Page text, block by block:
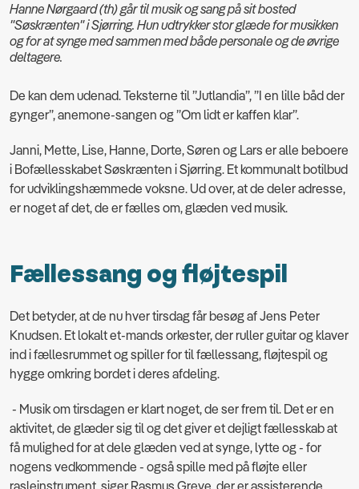
Hanne Nørgaard (th) går til musik og sang på sit bosted
"Søskrænten" i Sjørring. Hun udtrykker stor glæde for musikken
og for at synge med sammen med både personale og de øvrige
deltagere.
De kan dem udenad. Teksterne til ”Jutlandia”, ”I en lille båd der
gynger”, anemone-sangen og ”Om lidt er kaffen klar”.
Janni, Mette, Lise, Hanne, Dorte, Søren og Lars er alle beboere
i Bofællesskabet Søskrænten i Sjørring. Et kommunalt botilbud
for udviklingshæmmede voksne. Ud over, at de deler adresse,
er noget af det, de er fælles om, glæden ved musik.
Fællessang og fløjtespil
Det betyder, at de nu hver tirsdag får besøg af Jens Peter
Knudsen. Et lokalt et-mands orkester, der ruller guitar og klaver
ind i fællesrummet og spiller for til fællessang, fløjtespil og
hygge omkring bordet i deres afdeling.
- Musik om tirsdagen er klart noget, de ser frem til. Det er en
aktivitet, de glæder sig til og det giver et dejligt fællesskab at
få mulighed for at dele glæden ved at synge, lytte og - for
nogens vedkommende - også spille med på fløjte eller